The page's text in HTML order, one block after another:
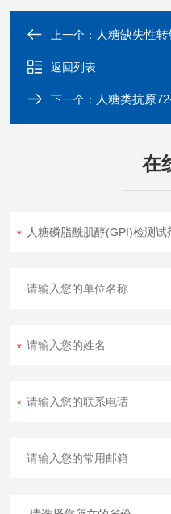
上一个： 人糖缺失性
返回列表
下一个： 人糖类抗原
在